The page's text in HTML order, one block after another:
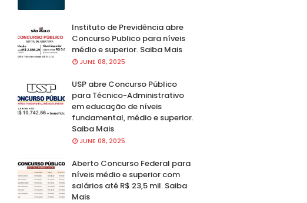
Instituto de Previdência abre
Concurso Publico para níveis
médio e superior. Saiba Mais
JUNE 08, 2025
USP abre Concurso Público
para Técnico-Administrativo
em educação de níveis
fundamental, médio e superior.
Saiba Mais
JUNE 08, 2025
Aberto Concurso Federal para
níveis médio e superior com
salários até R$ 23,5 mil. Saiba
Mais